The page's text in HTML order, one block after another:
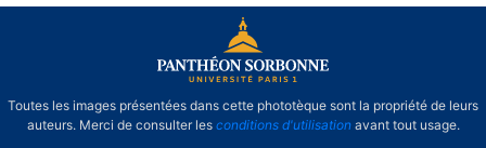
Toutes les images présentées dans cette phototèque sont la propriété de leurs
auteurs. Merci de consulter les conditions d'utilisationavant tout usage.